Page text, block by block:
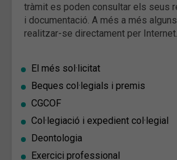
tràmit es poden consultar els seus
i documentació. A més a més
realitzar-se directament per Internet.
El més sol·licitat
Beques col·legials i premis
CGCOF
Col·legiació i expedient col·legial
Deontologia
Exercici professional